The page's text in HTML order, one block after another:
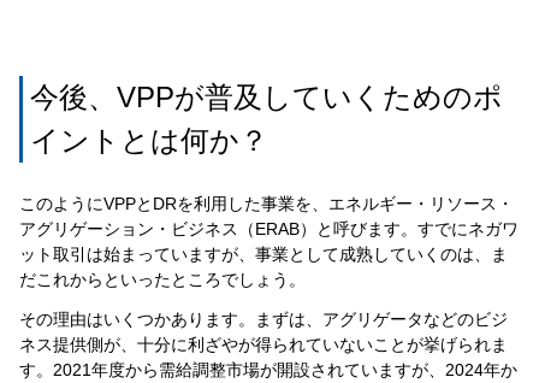
今後、VPPが普及していくためのポ
イントとは何か？
このようにVPPとDRを利用した事業を、エネルギー・リソース・
アグリゲーション・ビジネス（ERAB）と呼びます。すでにネガワ
ット取引は始まっていますが、事業として成熟していくのは、ま
だこれからといったところでしょう。
その理由はいくつかあります。まずは、アグリゲータなどのビジ
ネス提供側が、十分に利ざやが得られていないことが挙げられま
す。2021年度から需給調整市場が開設されていますが、2024年か